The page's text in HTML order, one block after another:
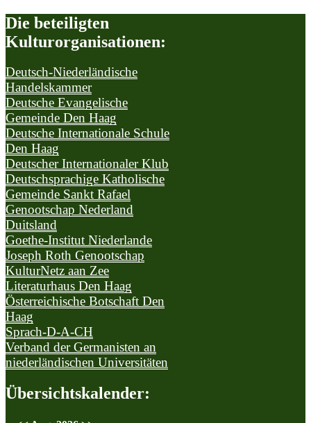
Die beteiligten
Kulturorganisationen:
Deutsch-Niederländische
Handelskammer
Deutsche Evangelische
Gemeinde Den Haag
Deutsche Internationale Schule
Den Haag
Deutscher Internationaler Klub
Deutschsprachige Katholische
Gemeinde Sankt Rafael
Genootschap Nederland
Duitsland
Goethe-Institut Niederlande
Joseph Roth Genootschap
KulturNetz aan Zee
Literaturhaus Den Haag
Österreichische Botschaft Den
Haag
Sprach-D-A-CH
Verband der Germanisten an
niederländischen Universitäten
Übersichtskalender: